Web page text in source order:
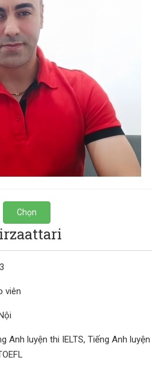
Chọn
viên
Anh luyện thi IELTS, Tiếng Anh luyện